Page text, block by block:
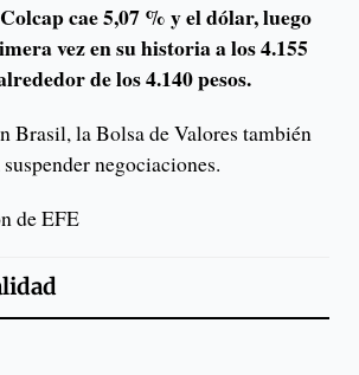
cae 5,07 % y el dólar, luego
vez en su historia a los 4.155
de los 4.140 pesos.
Brasil, la Bolsa de Valores también
negociaciones.
de EFE